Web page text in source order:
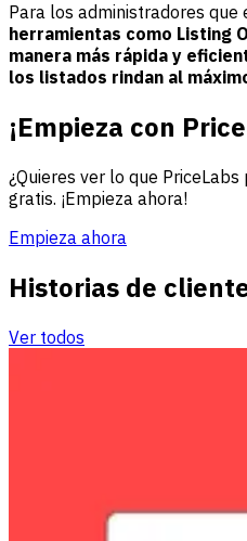
Para los administradores
herramientas como Listing
manera más rápida y
los listados rindan al
¡Empieza con
¿Quieres ver lo que
gratis. ¡Empieza ahora!
Empieza ahora
Historias de
Ver todos